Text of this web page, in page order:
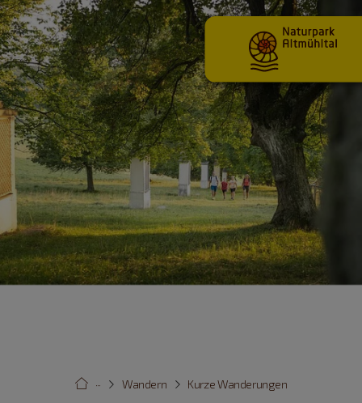
Kurze Wanderungen
Wandern
···